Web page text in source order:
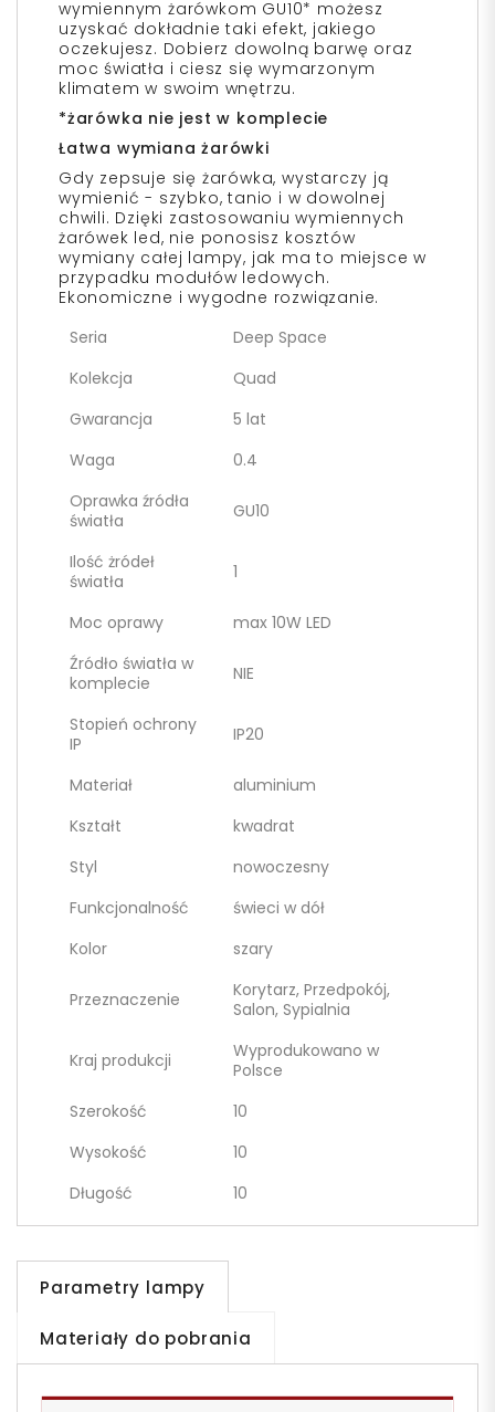
wymiennym żarówkom GU10* możesz
uzyskać dokładnie taki efekt, jakiego
oczekujesz. Dobierz dowolną barwę oraz
moc światła i ciesz się wymarzonym
klimatem w swoim wnętrzu.
*żarówka nie jest w komplecie
Łatwa wymiana żarówki
Gdy zepsuje się żarówka, wystarczy ją
wymienić - szybko, tanio i w dowolnej
chwili. Dzięki zastosowaniu wymiennych
żarówek led, nie ponosisz kosztów
wymiany całej lampy, jak ma to miejsce w
przypadku modułów ledowych.
Ekonomiczne i wygodne rozwiązanie.
Seria
Deep Space
Kolekcja
Quad
Gwarancja
5 lat
Waga
0.4
Oprawka źródła
światła
GU10
Ilość żródeł
światła
1
Moc oprawy
max 10W LED
Źródło światła w
komplecie
NIE
Stopień ochrony
IP
IP20
Materiał
aluminium
Kształt
kwadrat
Styl
nowoczesny
Funkcjonalność
świeci w dół
Kolor
szary
Przeznaczenie
Korytarz, Przedpokój,
Salon, Sypialnia
Kraj produkcji
Wyprodukowano w
Polsce
Szerokość
10
Wysokość
10
Długość
10
Parametry lampy
Materiały do pobrania